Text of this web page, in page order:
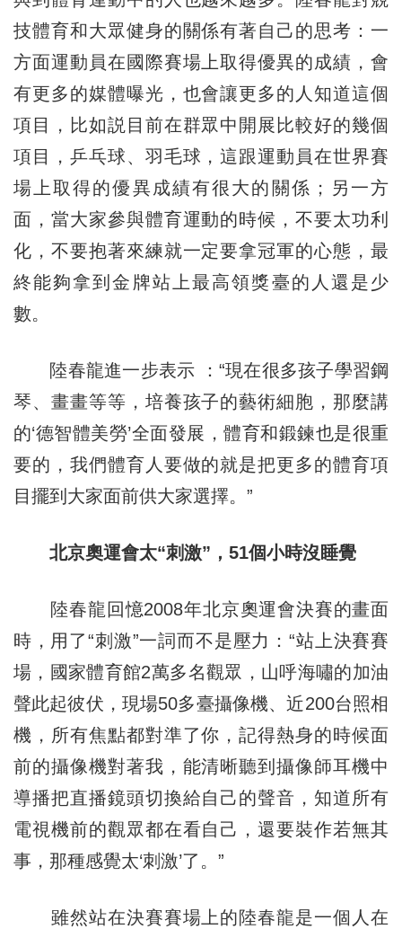
技體育和大眾健身的關係有著自己的思考：一
方面運動員在國際賽場上取得優異的成績，會
有更多的媒體曝光，也會讓更多的人知道這個
項目，比如説目前在群眾中開展比較好的幾個
項目，乒乓球、羽毛球，這跟運動員在世界賽
場上取得的優異成績有很大的關係；另一方
面，當大家參與體育運動的時候，不要太功利
化，不要抱著來練就一定要拿冠軍的心態，最
終能夠拿到金牌站上最高領獎臺的人還是少
數。
陸春龍進一步表示 ：“現在很多孩子學習鋼
琴、畫畫等等，培養孩子的藝術細胞，那麼講
的‘德智體美勞’全面發展，體育和鍛鍊也是很重
要的，我們體育人要做的就是把更多的體育項
目擺到大家面前供大家選擇。”
北京奧運會太“刺激”，51個小時沒睡覺
陸春龍回憶2008年北京奧運會決賽的畫面
時，用了“刺激”一詞而不是壓力：“站上決賽賽
場，國家體育館2萬多名觀眾，山呼海嘯的加油
聲此起彼伏，現場50多臺攝像機、近200台照相
機，所有焦點都對準了你，記得熱身的時候面
前的攝像機對著我，能清晰聽到攝像師耳機中
導播把直播鏡頭切換給自己的聲音，知道所有
電視機前的觀眾都在看自己，還要裝作若無其
事，那種感覺太‘刺激’了。”
雖然站在決賽賽場上的陸春龍是一個人在